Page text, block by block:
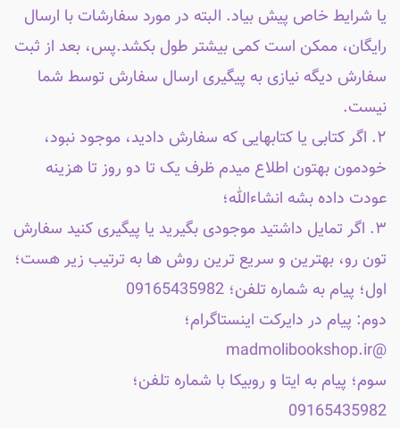
یا شرایط خاص پیش بیاد. البته در مورد سفارشات با ارسال
رایگان، ممکن است کمی بیشتر طول بکشد.پس، بعد از ثبت
سفارش دیگه نیازی به پیگیری ارسال سفارش توسط شما
نیست.
۲. اگر کتابی یا کتابهایی که سفارش دادید، موجود نبود،
خودمون بهتون اطلاع میدم ظرف یک تا دو روز تا هزینه
عودت داده بشه انشاءالله؛
۳. اگر تمایل داشتید موجودی بگیرید یا پیگیری کنید سفارش
تون رو، بهترین و سریع ترین روش ها به ترتیب زیر هست؛
اول؛ پیام به شماره تلفن؛ 09165435982
دوم: پیام در دایرکت اینستاگرام؛
@madmolibookshop.ir
سوم؛ پیام به ایتا و روبیکا با شماره تلفن؛
09165435982